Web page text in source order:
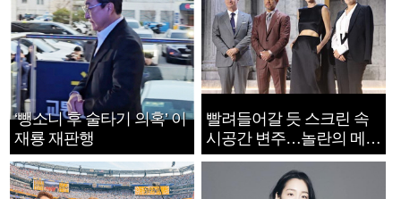
‘뺑소니 후 술타기 의혹’ 이
재룡 재판행
빨려들어갈 듯 스크린 속
시공간 변주…놀란의 메시
지는 ‘전쟁 속죄’